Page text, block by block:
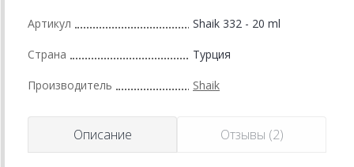
Артикул Shaik 332 - 20 ml
Страна Турция
Производитель Shaik
Описание Отзывы (2)